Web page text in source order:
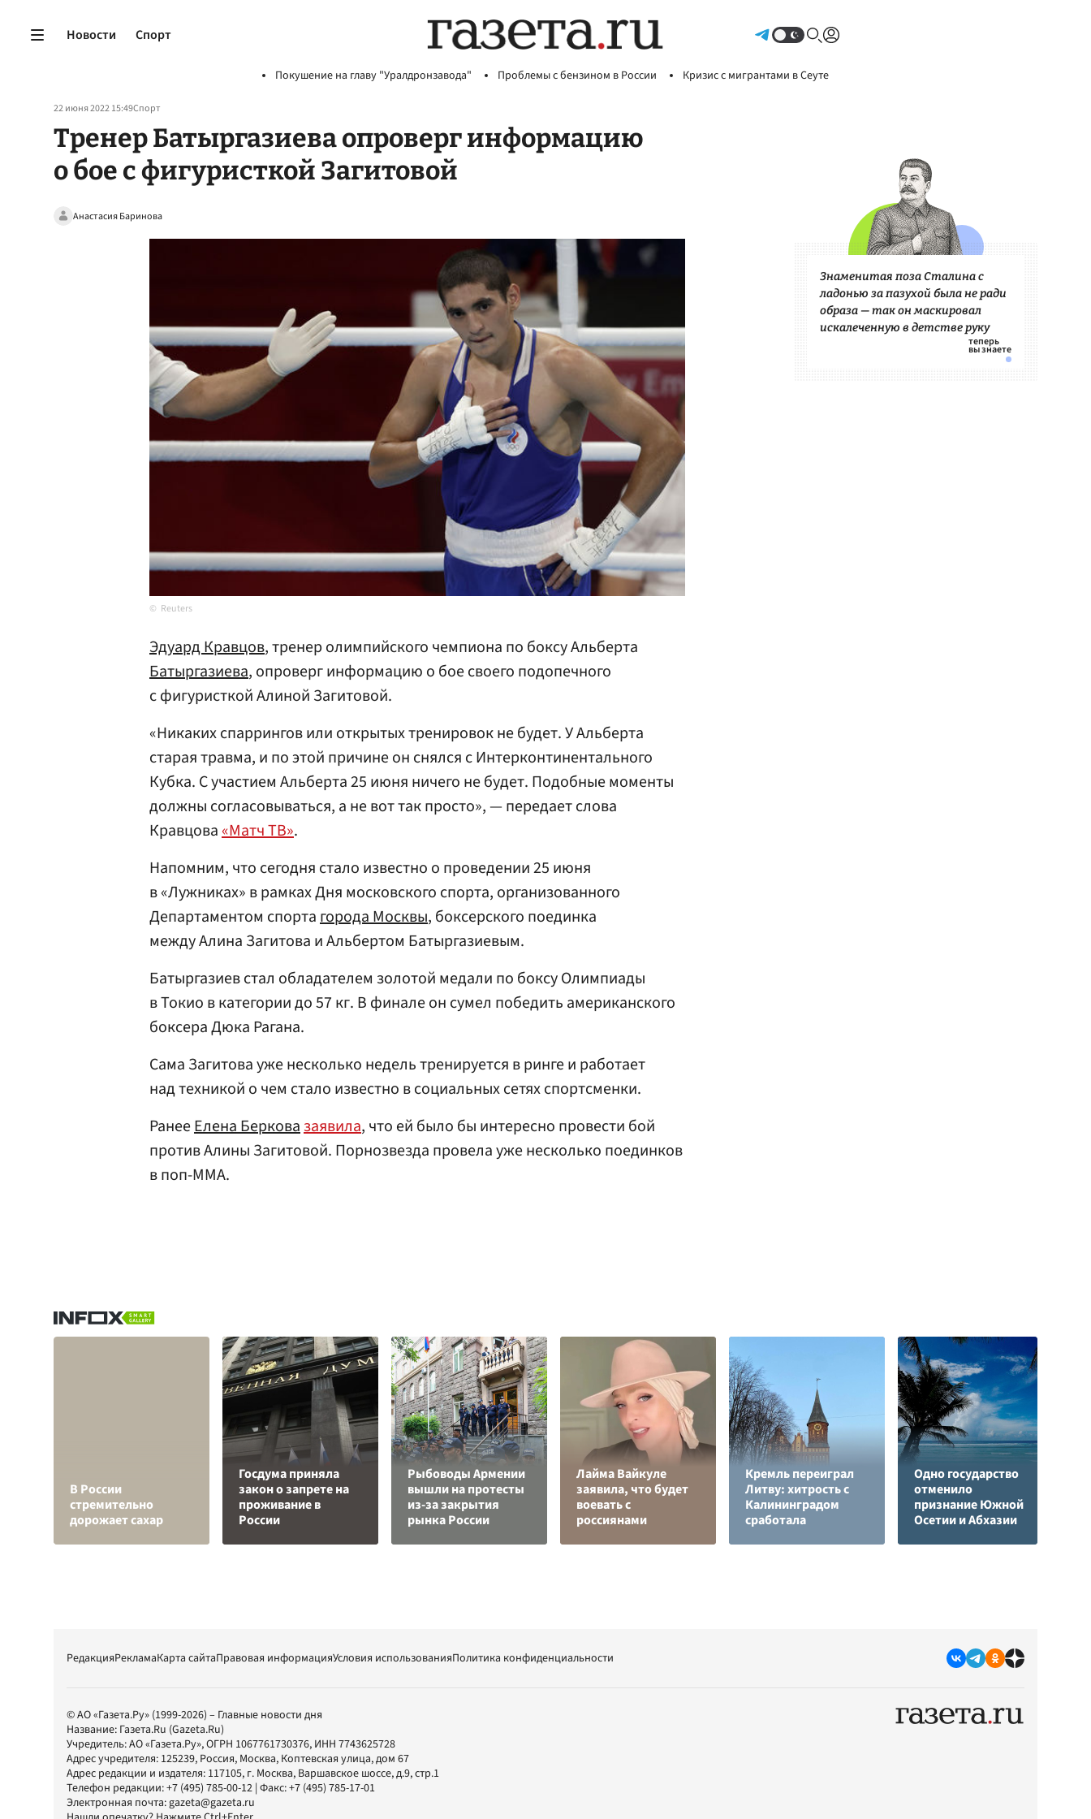
Новости Спорт
Покушение на главу "Уралдронзавода" Проблемы с бензином в России Кризис с мигрантами в Сеуте
22 июня 2022 15:49Спорт
Тренер Батыргазиева опроверг информацию
о бое с фигуристкой Загитовой
Анастасия Баринова
Reuters
Эдуард Кравцов, тренер олимпийского чемпиона по боксу Альберта
Батыргазиева, опроверг информацию о бое своего подопечного
с фигуристкой Алиной Загитовой.
«Никаких спаррингов или открытых тренировок не будет. У Альберта
старая травма, и по этой причине он снялся с Интерконтинентального
Кубка. С участием Альберта 25 июня ничего не будет. Подобные моменты
должны согласовываться, а не вот так просто», — передает слова
Кравцова«Матч ТВ».
Напомним, что сегодня стало известно о проведении 25 июня
в «Лужниках» в рамках Дня московского спорта, организованного
Департаментом спортагорода Москвы, боксерского поединка
между Алина Загитова и Альбертом Батыргазиевым.
Батыргазиев стал обладателем золотой медали по боксу Олимпиады
в Токио в категории до 57 кг. В финале он сумел победить американского
боксера Дюка Рагана.
Сама Загитова уже несколько недель тренируется в ринге и работает
над техникой о чем стало известно в социальных сетях спортсменки.
РанееЕлена Берковазаявила, что ей было бы интересно провести бой
против Алины Загитовой. Порнозвезда провела уже несколько поединков
в поп-MMA.
Знаменитая поза Сталина с
ладонью за пазухой была не ради
образа — так он маскировал
искалеченную в детстве руку
В России
стремительно
дорожает сахар
Госдума приняла
закон о запрете на
проживание в
России
Рыбоводы Армении
вышли на протесты
из-за закрытия
рынка России
Лайма Вайкуле
заявила, что будет
воевать с
россиянами
Кремль переиграл
Литву: хитрость с
Калининградом
сработала
Одно государство
отменило
признание Южной
Осетии и Абхазии
РедакцияРекламаКарта сайтаПравовая информацияУсловия использованияПолитика конфиденциальности
© АО «Газета.Ру» (1999-2026) – Главные новости дня
Название: Газета.Ru (Gazeta.Ru)
Учредитель:АО «Газета.Ру», ОГРН 1067761730376, ИНН 7743625728
Адрес учредителя: 125239, Россия, Москва, Коптевская улица, дом 67
Адрес редакции и издателя: 117105, г. Москва, Варшавское шоссе, д.9, стр.1
Телефон редакции:+7 (495) 785-00-12 | Факс:+7 (495) 785-17-01
Электронная почта:gazeta@gazeta.ru